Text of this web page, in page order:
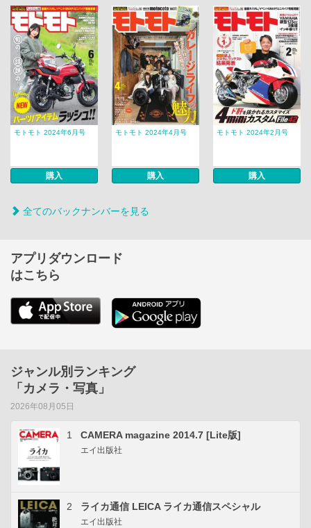
モトモト 2024年6月号
購入
モトモト 2024年4月号
購入
モトモト 2024年2月号
購入
全てのバックナンバーを見る
アプリダウンロード
はこちら
ジャンル別ランキング
「カメラ・写真」
2026年08月05日
1 CAMERA magazine 2014.7 [Lite版]
エイ出版社
2 ライカ通信 LEICA ライカ通信スペシャル
エイ出版社